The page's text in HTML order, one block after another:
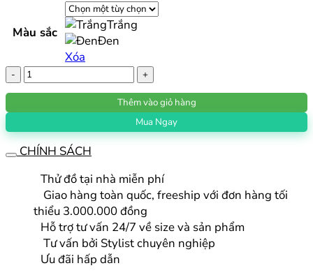
Màu sắc
Trắng
Đen
Xóa
Giày
Golf
Kế
Phong
Anh
Quốc
PGM
lượng
Thêm vào giỏ hàng
Mua Ngay
CHÍNH SÁCH
Thử đồ tại nhà miễn phí
Giao hàng toàn quốc, freeship với đơn hàng tối
thiểu 3.000.000 đồng
Hỗ trợ tư vấn 24/7 về size và sản phẩm
Tư vấn bởi Stylist chuyên nghiệp
Ưu đãi hấp dẫn